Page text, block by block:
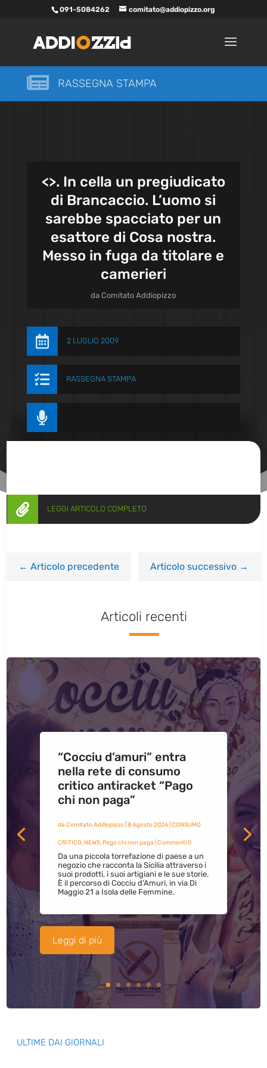
091-5084262 comitato@addiopizzo.org
 RASSEGNA STAMPA
<>. In cella un pregiudicato
di Brancaccio. L’uomo si
sarebbe spacciato per un
esattore di Cosa nostra.
Messo in fuga da titolare e
camerieri
daComitato Addiopizzo
 2 LUGLIO 2009
 RASSEGNA STAMPA

 LEGGI ARTICOLO COMPLETO
←Articolo precedente Articolo successivo→
Articoli recenti
“Cocciu d’amuri” entra
nella rete di consumo
critico antiracket “Pago
chi non paga”
da Comitato Addiopizzo| 8 Agosto 2026| CONSUMO
CRITICO,NEWS,Pago chi non paga | Commenti 0
Da una piccola torrefazione di paese a un
negozio che racconta la Sicilia attraverso i
suoi prodotti, i suoi artigiani e le sue storie.
È il percorso di Cocciu d’Amuri, in via Di
Maggio 21 a Isola delle Femmine.
Leggi di più
ULTIME DAI GIORNALI